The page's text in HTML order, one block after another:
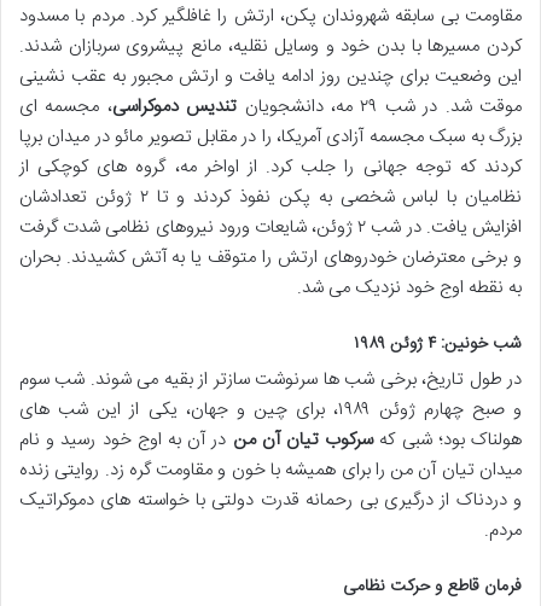
مقاومت بی سابقه شهروندان پکن، ارتش را غافلگیر کرد. مردم با مسدود
کردن مسیرها با بدن خود و وسایل نقلیه، مانع پیشروی سربازان شدند.
این وضعیت برای چندین روز ادامه یافت و ارتش مجبور به عقب نشینی
موقت شد. در شب ۲۹ مه، دانشجویان
تندیس دموکراسی، مجسمه ای
بزرگ به سبک مجسمه آزادی آمریکا، را در مقابل تصویر مائو در میدان برپا
کردند که توجه جهانی را جلب کرد. از اواخر مه، گروه های کوچکی از
نظامیان با لباس شخصی به پکن نفوذ کردند و تا ۲ ژوئن تعدادشان
افزایش یافت. در شب ۲ ژوئن، شایعات ورود نیروهای نظامی شدت گرفت
و برخی معترضان خودروهای ارتش را متوقف یا به آتش کشیدند. بحران
به نقطه اوج خود نزدیک می شد.
شب خونین: ۴ ژوئن ۱۹۸۹
در طول تاریخ، برخی شب ها سرنوشت سازتر از بقیه می شوند. شب سوم
و صبح چهارم ژوئن ۱۹۸۹، برای چین و جهان، یکی از این شب های
هولناک بود؛ شبی کهسرکوب تیان آن من در آن به اوج خود رسید و نام
میدان تیان آن من را برای همیشه با خون و مقاومت گره زد. روایتی زنده
و دردناک از درگیری بی رحمانه قدرت دولتی با خواسته های دموکراتیک
مردم.
فرمان قاطع و حرکت نظامی